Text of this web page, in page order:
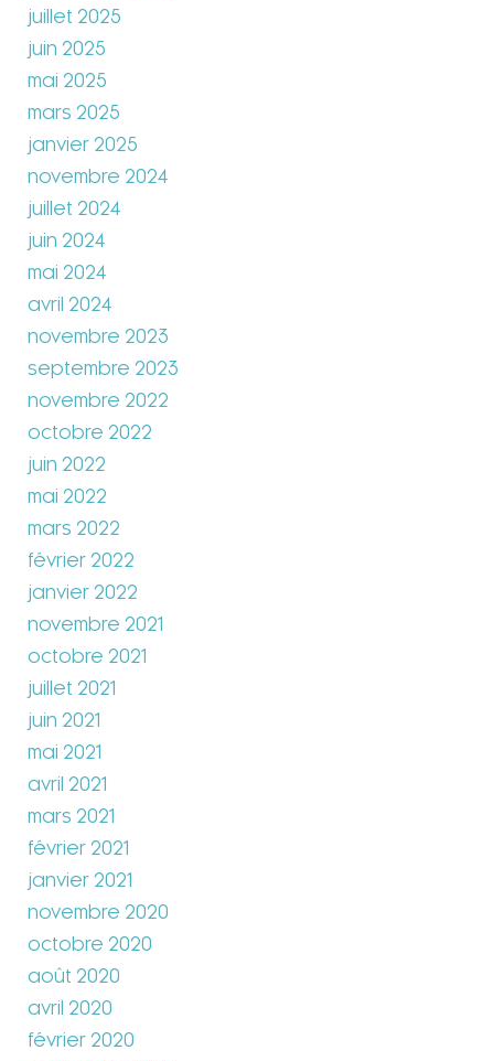
juillet 2025
juin 2025
mai 2025
mars 2025
janvier 2025
novembre 2024
juillet 2024
juin 2024
mai 2024
avril 2024
novembre 2023
septembre 2023
novembre 2022
octobre 2022
juin 2022
mai 2022
mars 2022
février 2022
janvier 2022
novembre 2021
octobre 2021
juillet 2021
juin 2021
mai 2021
avril 2021
mars 2021
février 2021
janvier 2021
novembre 2020
octobre 2020
août 2020
avril 2020
février 2020